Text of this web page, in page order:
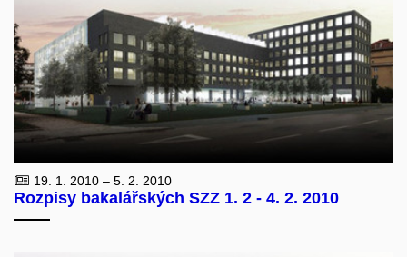
19. 1. 2010 – 5. 2. 2010
Rozpisy bakalářských SZZ 1. 2 - 4. 2. 2010